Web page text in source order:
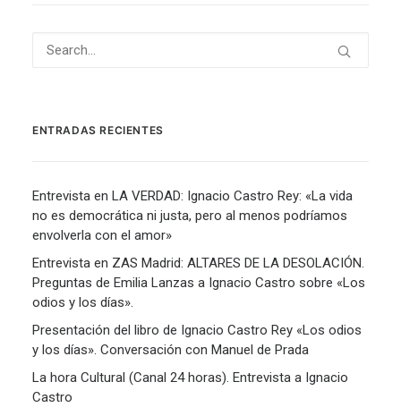
ENTRADAS RECIENTES
Entrevista en LA VERDAD: Ignacio Castro Rey: «La vida
no es democrática ni justa, pero al menos podríamos
envolverla con el amor»
Entrevista en ZAS Madrid: ALTARES DE LA DESOLACIÓN.
Preguntas de Emilia Lanzas a Ignacio Castro sobre «Los
odios y los días».
Presentación del libro de Ignacio Castro Rey «Los odios
y los días». Conversación con Manuel de Prada
La hora Cultural (Canal 24 horas). Entrevista a Ignacio
Castro